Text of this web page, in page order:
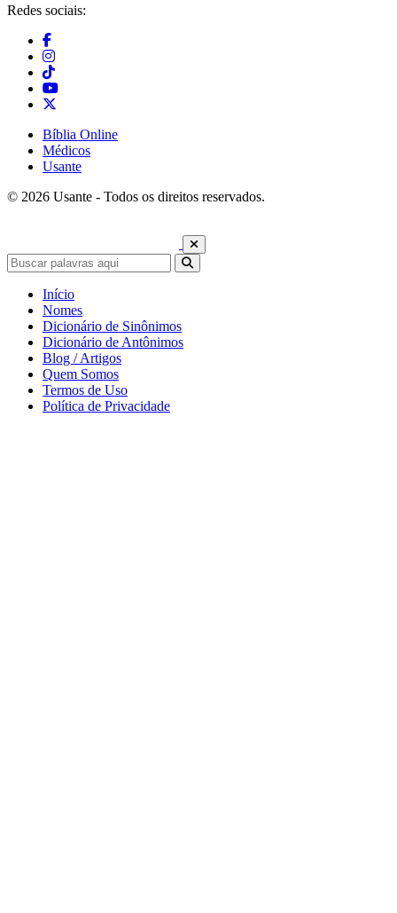
Redes sociais:
Bíblia Online
Médicos
Usante
© 2026 Usante - Todos os direitos reservados.
Início
Nomes
Dicionário de Sinônimos
Dicionário de Antônimos
Blog / Artigos
Quem Somos
Termos de Uso
Política de Privacidade